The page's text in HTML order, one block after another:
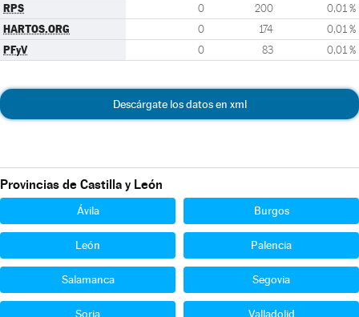
RPS 0 200 0,01 %
HARTOS.ORG 0 174 0,01 %
PFyV 0 83 0,01 %
Descárgate los datos en xml
Provincias de Castilla y León
Ávila Burgos
León Palencia
Salamanca Segovia
Soria Valladolid